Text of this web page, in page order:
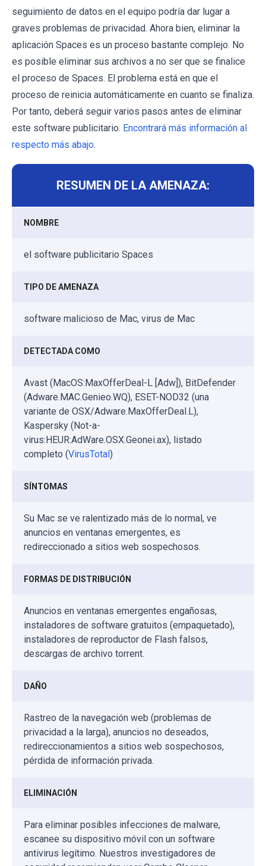
seguimiento de datos en el equipo podría dar lugar a
graves problemas de privacidad. Ahora bien, eliminar la
aplicación Spaces es un proceso bastante complejo. No
es posible eliminar sus archivos a no ser que se finalice
el proceso de Spaces. El problema está en que el
proceso de reinicia automáticamente en cuanto se finaliza.
Por tanto, deberá seguir varios pasos antes de eliminar
este software publicitario. Encontrará más información al
respecto más abajo.
RESUMEN DE LA AMENAZA:
NOMBRE
el software publicitario Spaces
TIPO DE AMENAZA
software malicioso de Mac, virus de Mac
DETECTADA COMO
Avast (MacOS:MaxOfferDeal-L [Adw]), BitDefender
(Adware.MAC.Genieo.WQ), ESET-NOD32 (una
variante de OSX/Adware.MaxOfferDeal.L),
Kaspersky (Not-a-
virus:HEUR:AdWare.OSX.Geonei.ax), listado
completo (VirusTotal)
SÍNTOMAS
Su Mac se ve ralentizado más de lo normal, ve
anuncios en ventanas emergentes, es
redireccionado a sitios web sospechosos.
FORMAS DE DISTRIBUCIÓN
Anuncios en ventanas emergentes engañosas,
instaladores de software gratuitos (empaquetado),
instaladores de reproductor de Flash falsos,
descargas de archivo torrent.
DAÑO
Rastreo de la navegación web (problemas de
privacidad a la larga), anuncios no deseados,
redireccionamientos a sitios web sospechosos,
pérdida de información privada.
ELIMINACIÓN
Para eliminar posibles infecciones de malware,
escanee su dispositivo móvil con un software
antivirus legítimo. Nuestros investigadores de